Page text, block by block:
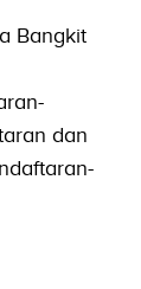
Bangkit
dan